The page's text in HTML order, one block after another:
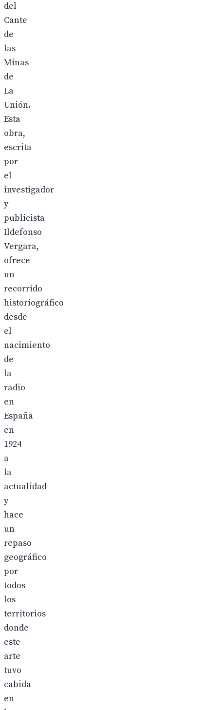
del
Cante
de
las
Minas
de
La
Unión.
Esta
obra,
escrita
por
el
investigador
y
publicista
Ildefonso
Vergara,
ofrece
un
recorrido
historiográfico
desde
el
nacimiento
de
la
radio
en
España
en
1924
a
la
actualidad
y
hace
un
repaso
geográfico
por
todos
los
territorios
donde
este
arte
tuvo
cabida
en